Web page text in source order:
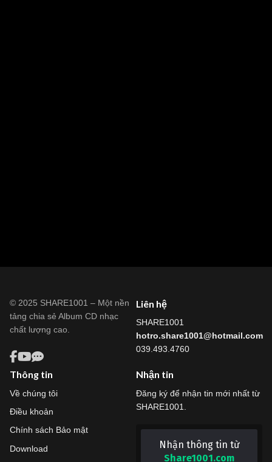
© 2025 SHARE1001 – Một nền
tảng chia sẻ Album CD nhạc
chất lượng cao.
Liên hệ
SHARE1001
hotro.share1001@hotmail.com
039.493.4760
Thông tin
Về chúng tôi
Điều khoản
Chính sách Bảo mật
Download
Nhận tin
Đăng ký để nhận tin mới nhất từ
SHARE1001.
Nhận thông tin từ
Share1001.com